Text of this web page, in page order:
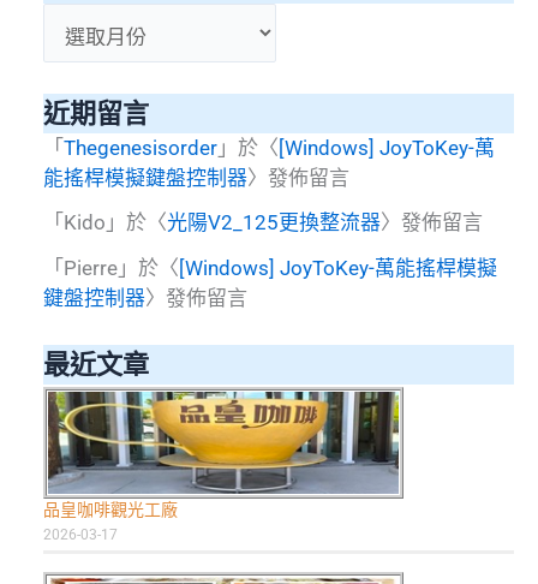
整
近期留言
「 Thegenesisorder 」於〈[Windows] JoyToKey-萬
能搖桿模擬鍵盤控制器〉發佈留言
「 Kido 」於〈光陽V2_125更換整流器〉發佈留言
「 Pierre 」於〈 [Windows] JoyToKey-萬能搖桿模擬
鍵盤控制器〉發佈留言
最近文章
品皇咖啡觀光工廠
2026-03-17